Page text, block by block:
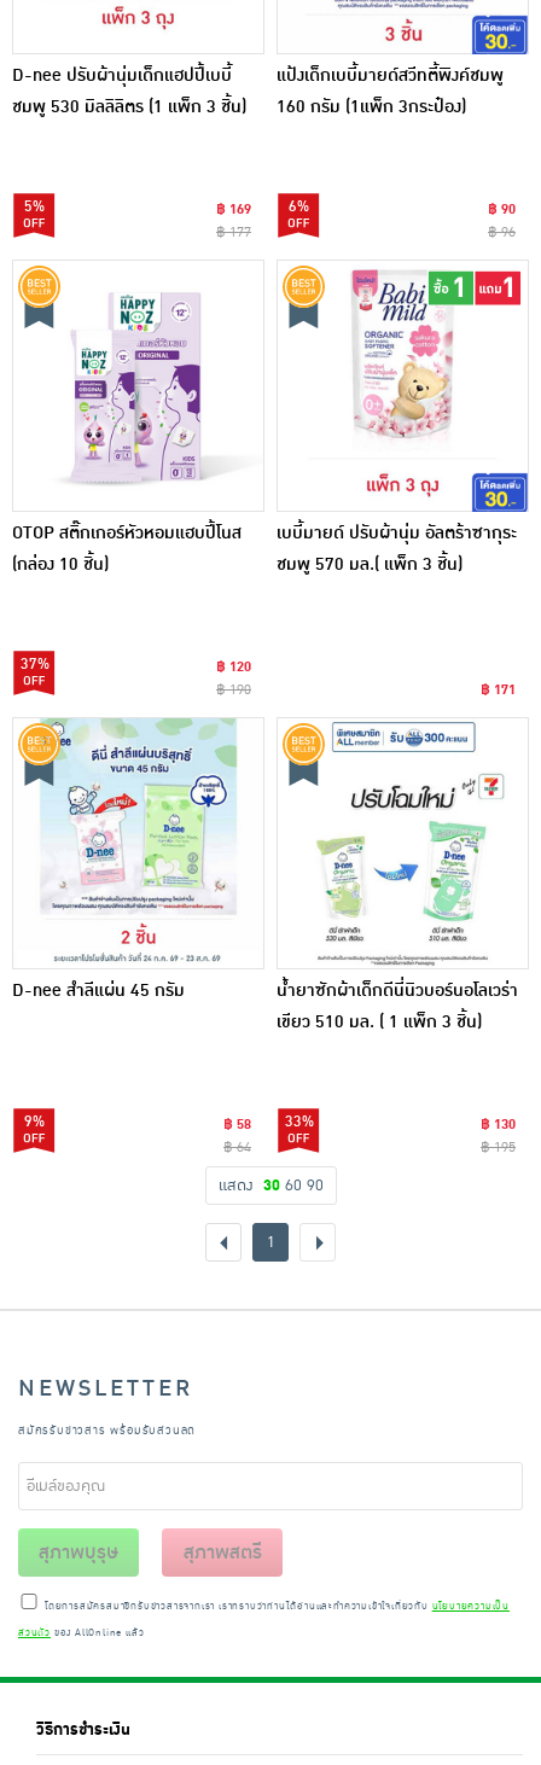
D-nee ปรับผ้านุ่มเด็กแฮปปี้เบบี้
ชมพู 530 มิลลิลิตร (1 แพ็ก 3 ชิ้น)
5%
฿ 169
฿ 177
แป้งเด็กเบบี้มายด์สวีทตี้พิงค์ชมพู
160 กรัม (1แพ็ก 3กระป๋อง)
6%
฿ 90
฿ 96
OTOP สติ๊กเกอร์หัวหอมแฮบปี้โนส
(กล่อง 10 ชิ้น)
37%
฿ 120
฿ 190
เบบี้มายด์ ปรับผ้านุ่ม อัลตร้าซากุระ
ชมพู 570 มล.( แพ็ก 3 ชิ้น)
฿ 171
D-nee สำลีแผ่น 45 กรัม
9%
฿ 58
฿ 64
น้ำยาซักผ้าเด็กดีนี่นิวบอร์นอโลเวร่า
เขียว 510 มล. ( 1 แพ็ก 3 ชิ้น)
33%
฿ 130
฿ 195
แสดง 30 60 90
1
NEWSLETTER
สมัครรับข่าวสาร พร้อมรับส่วนลด
สุภาพบุรุษ สุภาพสตรี
โดยการสมัครสมาชิกรับข่าวสารจากเรา เราทราบว่าท่านได้อ่านและทำความเข้าใจเกี่ยวกับ นโยบายความเป็น
ส่วนตัว ของ AllOnline แล้ว
วิธีการชำระเงิน